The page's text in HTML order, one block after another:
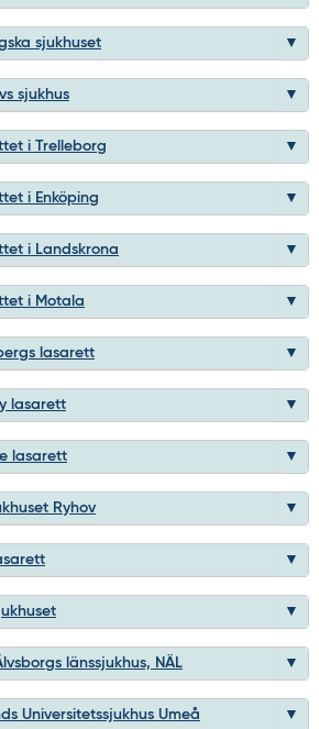
sjukhuset
sjukhus
i Trelleborg
i Enköping
i Landskrona
i Motala
lasarett
lasarett
lasarett
Ryhov
länssjukhus, NÄL
Universitetssjukhus Umeå